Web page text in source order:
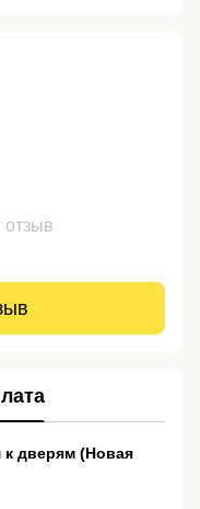
отзыв
к дверям (Новая